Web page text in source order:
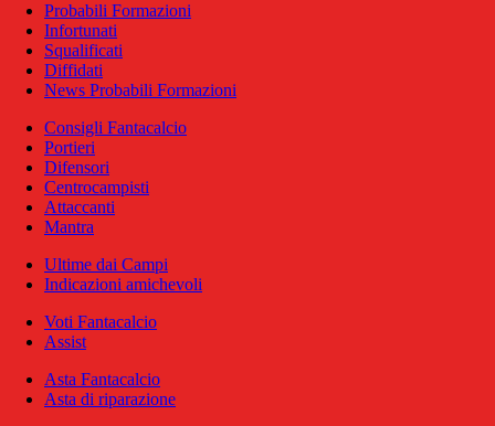
Probabili Formazioni
Infortunati
Squalificati
Diffidati
News Probabili Formazioni
Consigli Fantacalcio
Portieri
Difensori
Centrocampisti
Attaccanti
Mantra
Ultime dai Campi
Indicazioni amichevoli
Voti Fantacalcio
Assist
Asta Fantacalcio
Asta di riparazione